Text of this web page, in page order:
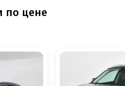
по цене